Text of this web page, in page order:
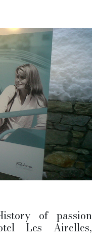
of passion
Les Airelles,